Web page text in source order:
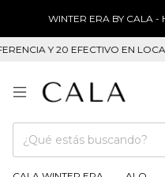
WINTER ERA BY CALA -
Y 20 EFECTIVO EN LOCAL - 3